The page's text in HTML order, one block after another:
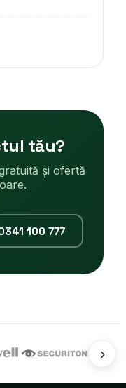
tău?
și ofertă
100 777
›